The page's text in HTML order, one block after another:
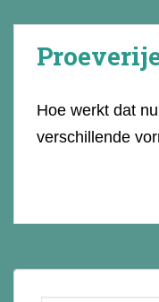
Hoe werkt dat
verschillende